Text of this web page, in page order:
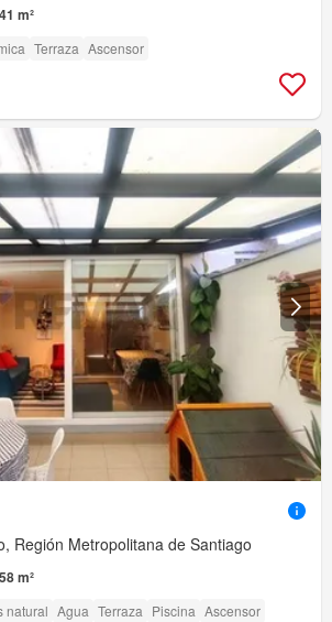
41 m²
Terraza Ascensor
Región Metropolitana de Santiago
58 m²
natural Agua Terraza Piscina Ascensor